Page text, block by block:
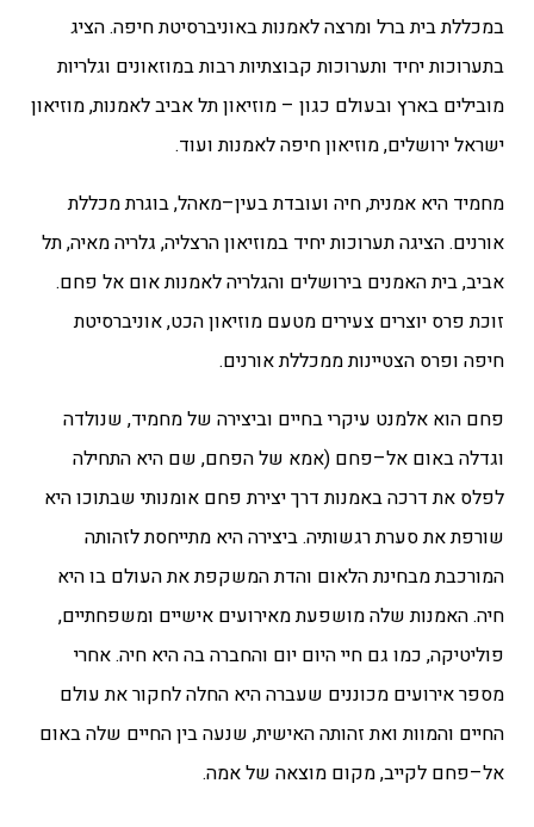
במכללת בית ברל ומרצה לאמנות באוניברסיטת חיפה. הציג
בתערוכות יחיד ותערוכות קבוצתיות רבות במוזאונים וגלריות
מובילים בארץ ובעולם כגון – מוזיאון תל אביב לאמנות, מוזיאון
ישראל ירושלים, מוזיאון חיפה לאמנות ועוד.
מחמיד היא אמנית, חיה ועובדת בעין–מאהל, בוגרת מכללת
אורנים. הציגה תערוכות יחיד במוזיאון הרצליה, גלריה מאיה, תל
אביב, בית האמנים בירושלים והגלריה לאמנות אום אל פחם.
זוכת פרס יוצרים צעירים מטעם מוזיאון הכט, אוניברסיטת
חיפה ופרס הצטיינות ממכללת אורנים.
פחם הוא אלמנט עיקרי בחיים וביצירה של מחמיד, שנולדה
וגדלה באום אל–פחם (אמא של הפחם, שם היא התחילה
לפלס את דרכה באמנות דרך יצירת פחם אומנותי שבתוכו היא
שורפת את סערת רגשותיה. ביצירה היא מתייחסת לזהותה
המורכבת מבחינת הלאום והדת המשקפת את העולם בו היא
חיה.האמנות שלה מושפעת מאירועים אישיים ומשפחתיים,
פוליטיקה, כמו גם חיי היום יום והחברה בה היא חיה. אחרי
מספר אירועים מכוננים שעברה היא החלה לחקור את עולם
החיים והמוות ואת זהותה האישית, שנעה בין החיים שלה באום
אל–פחם לקייב, מקום מוצאה של אמה.